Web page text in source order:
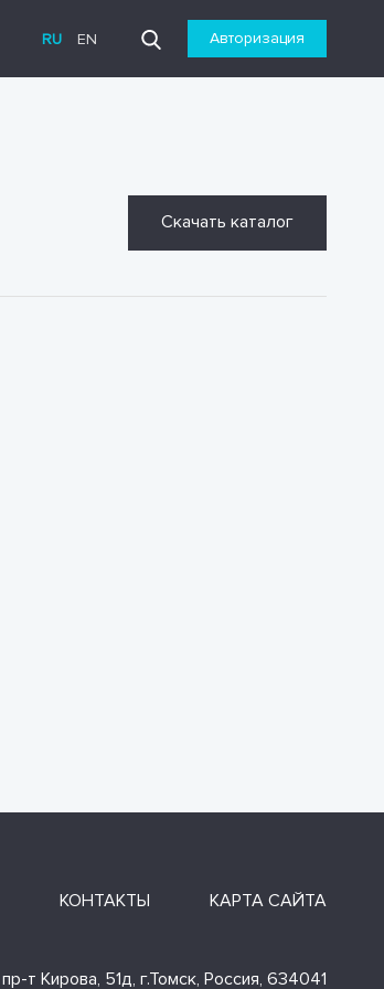
RU EN Авторизация
Скачать каталог
КОНТАКТЫ КАРТА САЙТА
пр-т Кирова, 51д, г.Томск, Россия, 634041